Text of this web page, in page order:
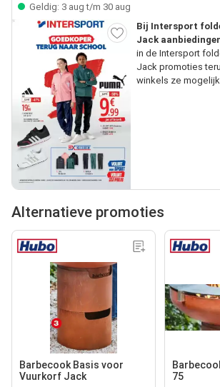
Geldig: 3 aug t/m 30 aug
Bij Intersport
Jack
in de Intersport
Jack promoties
winkels ze
Alternatieve promoties
Barbecook Basis voor
Vuurkorf Jack
75